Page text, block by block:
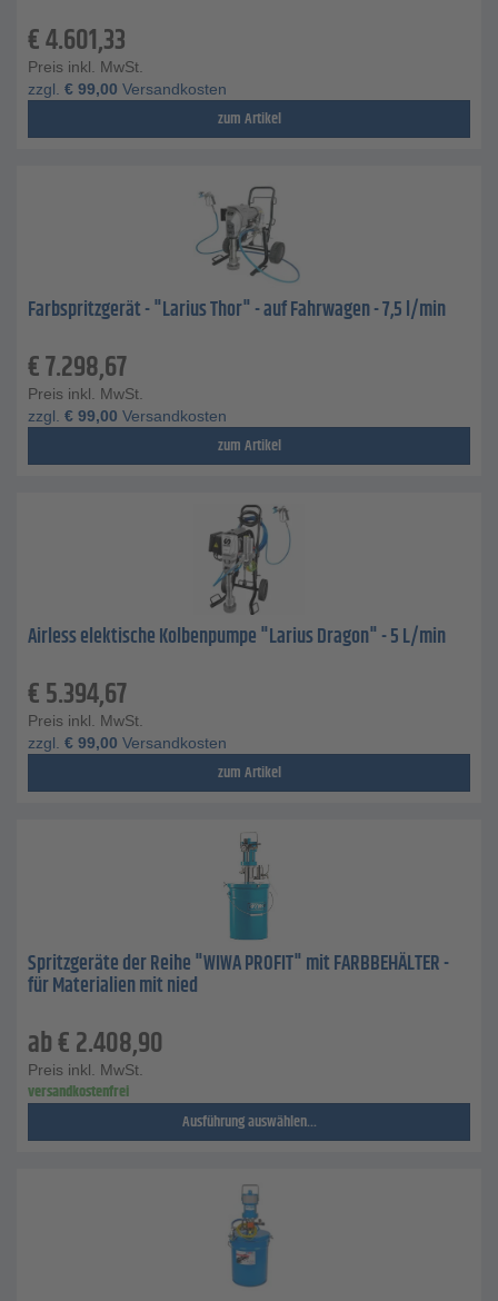
€4.601,33
Preis inkl. MwSt.
zzgl. € 99,00 Versandkosten
zum Artikel
Farbspritzgerät - "Larius Thor" - auf Fahrwagen - 7,5 l/min
€7.298,67
Preis inkl. MwSt.
zzgl. € 99,00 Versandkosten
zum Artikel
Airless elektische Kolbenpumpe "Larius Dragon" - 5 L/min
€5.394,67
Preis inkl. MwSt.
zzgl. € 99,00 Versandkosten
zum Artikel
Spritzgeräte der Reihe "WIWA PROFIT" mit FARBBEHÄLTER -
für Materialien mit nied
ab€2.408,90
Preis inkl. MwSt.
versandkostenfrei
Ausführung auswählen...